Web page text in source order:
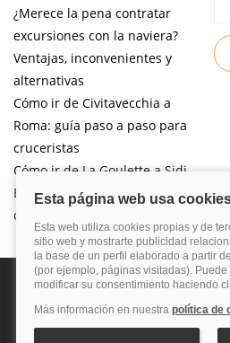
¿Merece la pena contratar
excursiones con la naviera?
Ventajas, inconvenientes y
alternativas
Cómo ir de Civitavecchia a
Roma: guía paso a paso para
cruceristas
Cómo ir de La Goulette a Sidi
Bou Said por libre desde tu
crucero
Política de cookies